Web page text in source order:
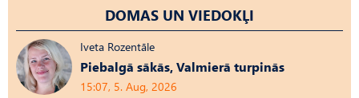
DOMAS UN VIEDOKĻI
Iveta Rozentāle
Piebalgā sākās, Valmierā turpinās
15:07, 5. Aug, 2026